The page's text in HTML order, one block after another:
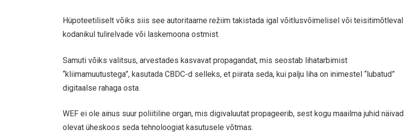
Hüpoteetiliselt võiks siis see autoritaarne režiim takistada igal võitlusvõimelisel või teisitimõtleval
kodanikul tulirelvade või laskemoona ostmist.
Samuti võiks valitsus, arvestades kasvavat propagandat, mis seostab lihatarbimist
“kliimamuutustega”, kasutada CBDC-d selleks, et piirata seda, kui palju liha on inimestel “lubatud”
digitaalse rahaga osta.
WEF ei ole ainus suur poliitiline organ, mis digivaluutat propageerib, sest kogu maailma juhid näivad
olevat üheskoos seda tehnoloogiat kasutusele võtmas.